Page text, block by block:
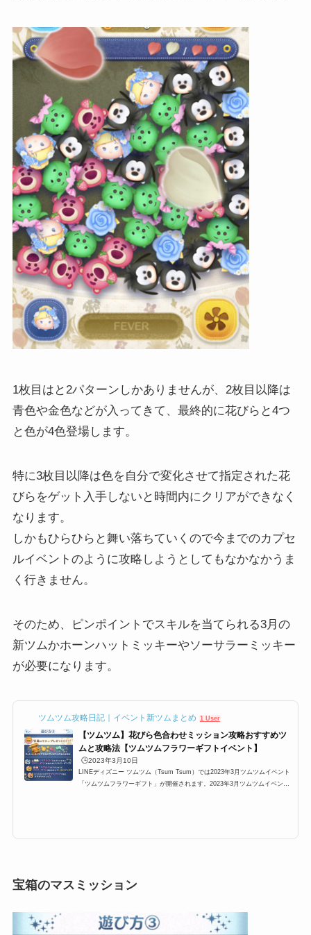
1枚目はと2パターンしかありませんが、2枚目以降は
青色や金色などが入ってきて、最終的に花びらと4つ
と色が4色登場します。
特に3枚目以降は色を自分で変化させて指定された花
びらをゲット入手しないと時間内にクリアができなく
なります。
しかもひらひらと舞い落ちていくので今までのカプセ
ルイベントのように攻略しようとしてもなかなかうま
く行きません。
そのため、ピンポイントでスキルを当てられる3月の
新ツムかホーンハットミッキーやソーサラーミッキー
が必要になります。
ツムツム攻略日記｜イベント新ツムまとめ 1 User
【ツムツム】花びら色合わせミッション攻略おすすめツ
ムと攻略法【ツムツムフラワーギフトイベント】
🕒️2023年3月10日
LINEディズニー ツムツム（Tsum Tsum）では2023年3月ツムツムイベント
「ツムツムフラワーギフト」が開催されます。2023年3月ツムツムイベント
宝箱のマスミッション